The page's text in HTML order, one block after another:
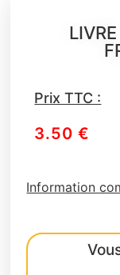
Prix TTC :
3.50€
Information